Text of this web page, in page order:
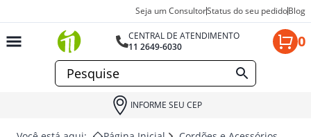
Seja um ConsultorStatus do seu pedidoBlog
CENTRAL DE ATENDIMENTO
11 2649-6030
0
INFORME SEU CEP